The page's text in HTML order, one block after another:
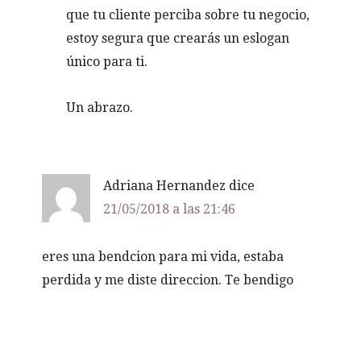
que tu cliente perciba sobre tu negocio,
estoy segura que crearás un eslogan
único para ti.
Un abrazo.
Adriana Hernandez dice
21/05/2018 a las 21:46
eres una bendcion para mi vida, estaba
perdida y me diste direccion. Te bendigo